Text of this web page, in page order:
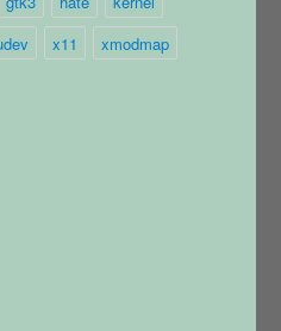
x11
xmodmap